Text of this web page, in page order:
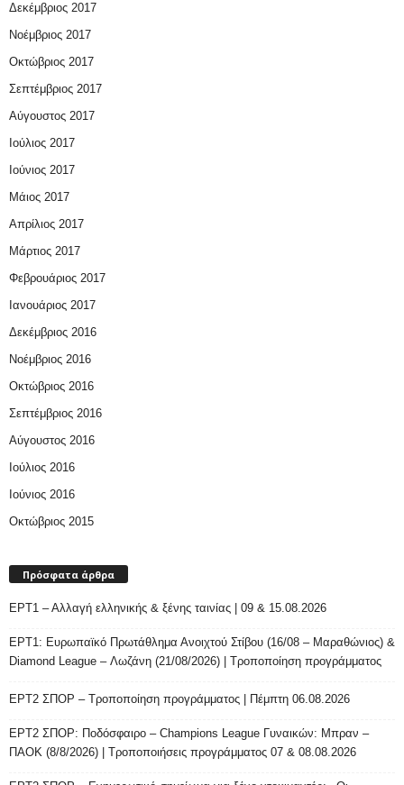
Δεκέμβριος 2017
Νοέμβριος 2017
Οκτώβριος 2017
Σεπτέμβριος 2017
Αύγουστος 2017
Ιούλιος 2017
Ιούνιος 2017
Μάιος 2017
Απρίλιος 2017
Μάρτιος 2017
Φεβρουάριος 2017
Ιανουάριος 2017
Δεκέμβριος 2016
Νοέμβριος 2016
Οκτώβριος 2016
Σεπτέμβριος 2016
Αύγουστος 2016
Ιούλιος 2016
Ιούνιος 2016
Οκτώβριος 2015
Πρόσφατα άρθρα
ΕΡΤ1 – Αλλαγή ελληνικής & ξένης ταινίας | 09 & 15.08.2026
ΕΡΤ1: Ευρωπαϊκό Πρωτάθλημα Ανοιχτού Στίβου (16/08 – Μαραθώνιος) &
Diamond League – Λωζάνη (21/08/2026) | Τροποποίηση προγράμματος
ΕΡΤ2 ΣΠΟΡ – Τροποποίηση προγράμματος | Πέμπτη 06.08.2026
ΕΡΤ2 ΣΠΟΡ: Ποδόσφαιρο – Champions League Γυναικών: Μπραν –
ΠΑΟΚ (8/8/2026) | Τροποποιήσεις προγράμματος 07 & 08.08.2026